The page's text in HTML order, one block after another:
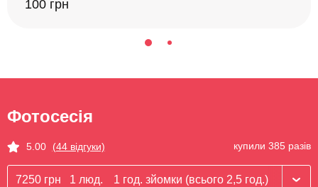
100 грн
Фотосесія
5.00 (44 відгуки) купили 385 разів
7250 грн 1 люд. 1 год. зйомки (всього 2,5 год.)